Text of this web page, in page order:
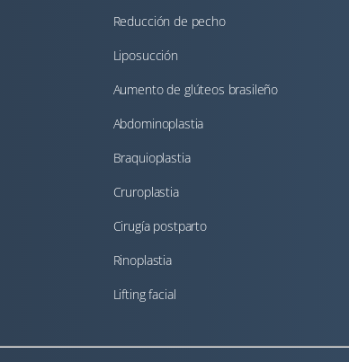
Reducción de pecho
Liposucción
Aumento de glúteos brasileño
Abdominoplastia
Braquioplastia
Cruroplastia
Cirugía postparto
Rinoplastia
Lifting facial